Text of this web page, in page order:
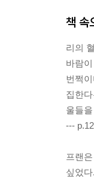
책 속
리의
바람
번쩍
집한
울들
---
프랜
싶었